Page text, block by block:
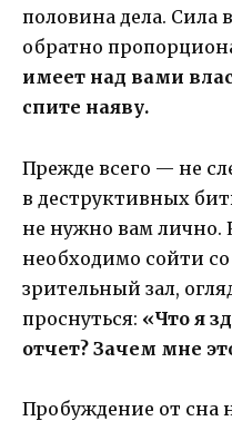
половина дела. Сила
обратно
имеет над вами
спите наяву.
Прежде всего — не
в деструктивных
не нужно вам лично.
необходимо сойти
зрительный зал,
проснуться: «Что я
отчет? Зачем мне
Пробуждение от сна